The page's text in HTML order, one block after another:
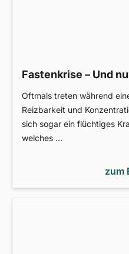
Fastenkrise – Und
Oftmals treten während
Reizbarkeit und
sich sogar ein flüchtiges
welches …
zum